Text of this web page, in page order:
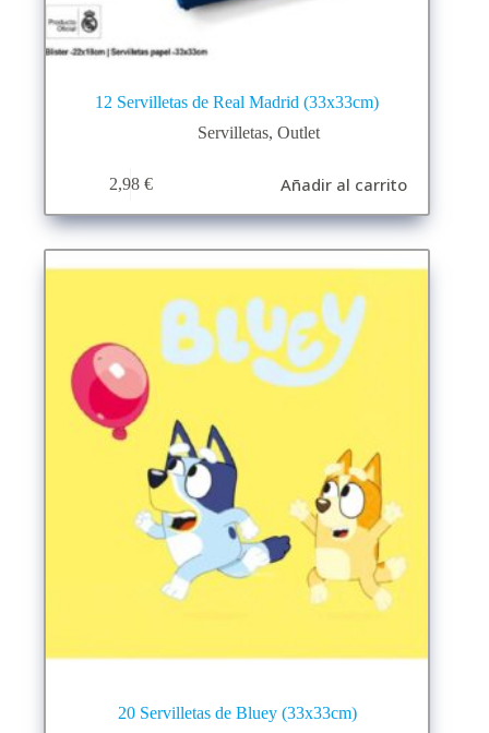
12 Servilletas de Real Madrid (33x33cm)
Servilletas,Outlet
2,98 € Añadir al carrito
20 Servilletas de Bluey (33x33cm)